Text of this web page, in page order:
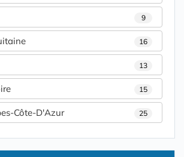
9
16
13
15
Côte-D'Azur 25